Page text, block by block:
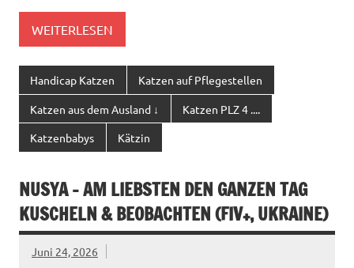
WEITERLESEN
Handicap Katzen Katzen auf Pflegestellen
Katzen aus dem Ausland ↓ Katzen PLZ 4 ....
Katzenbabys Kätzin
NUSYA – AM LIEBSTEN DEN GANZEN TAG
KUSCHELN & BEOBACHTEN (FIV+, UKRAINE)
Juni 24, 2026